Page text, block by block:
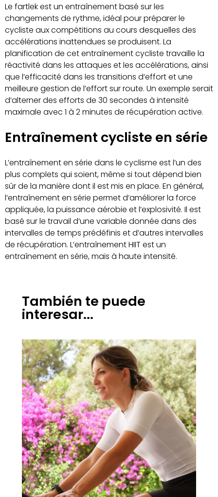
Le fartlek est un entraînement basé sur les
changements de rythme, idéal pour préparer le
cycliste aux compétitions au cours desquelles des
accélérations inattendues se produisent. La
planification de cet entraînement cycliste travaille la
réactivité dans les attaques et les accélérations, ainsi
que l’efficacité dans les transitions d’effort et une
meilleure gestion de l’effort sur route. Un exemple serait
d’alterner des efforts de 30 secondes à intensité
maximale avec 1 à 2 minutes de récupération active.
Entraînement cycliste en série
L’entraînement en série dans le cyclisme est l’un des
plus complets qui soient, même si tout dépend bien
sûr de la manière dont il est mis en place. En général,
l’entraînement en série permet d’améliorer la force
appliquée, la puissance aérobie et l’explosivité. Il est
basé sur le travail d’une variable donnée dans des
intervalles de temps prédéfinis et d’autres intervalles
de récupération. L’entraînement HIIT est un
entraînement en série, mais à haute intensité.
También te puede
interesar...